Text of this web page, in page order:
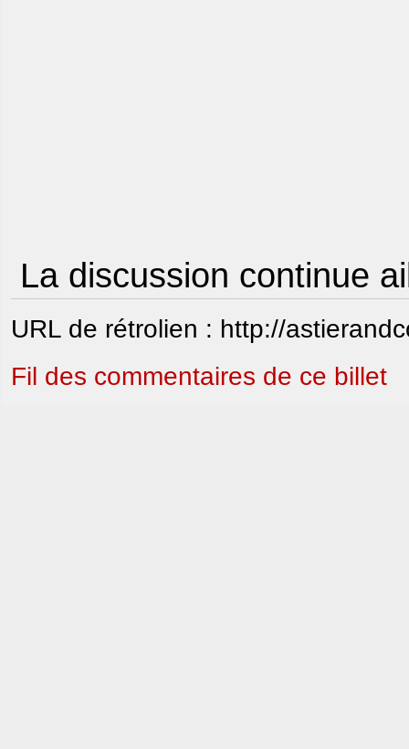
La discussion continue
URL de rétrolien : http://
Fil des commentaires de ce billet